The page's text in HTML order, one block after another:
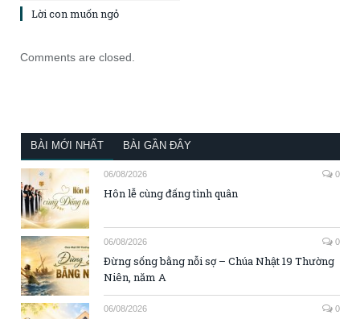
Lời con muốn ngỏ
Comments are closed.
BÀI MỚI NHẤT BÀI GẦN ĐÂY
06/08/2026 0
Hôn lễ cùng đấng tình quân
06/08/2026 0
Đừng sống bằng nỗi sợ – Chúa Nhật 19 Thường
Niên, năm A
06/08/2026 0